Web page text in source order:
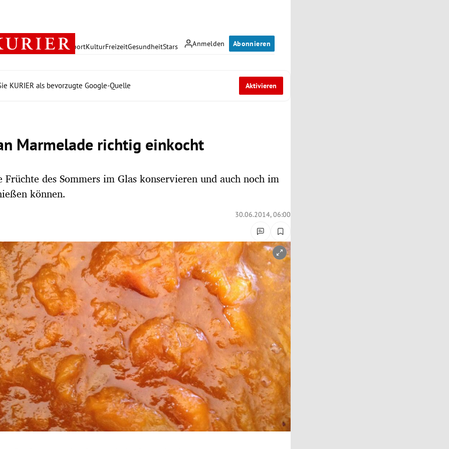
Anmelden Abonnieren
PolitikWirtschaft SportKulturFreizeitGesundheitStars
KURIER als bevorzugte Google-Quelle Aktivieren
Marmelade richtig einkocht
Früchte des Sommers im Glas konservieren und auch noch im
können.
30.06.2014, 06:00
öffnen/schließen